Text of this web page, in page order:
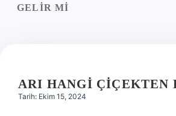
GELIR MI
ARI HANGI ÇIÇEKTEN
Tarih: Ekim 15, 2024